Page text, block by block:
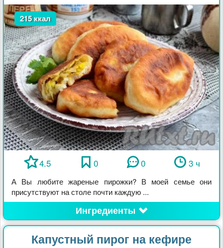
215 ккал
4.5 0 0 3 ч
А Вы любите жареные пирожки? В моей семье они
присутствуют на столе почти каждую ...
Ингредиенты
Капустный пирог на кефире